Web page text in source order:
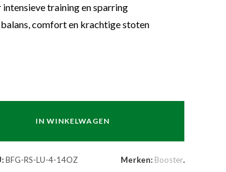
training en sparring
comfort en krachtige stoten
IN WINKELWAGEN
BFG-RS-LU-4-14OZ Merken: Booster.